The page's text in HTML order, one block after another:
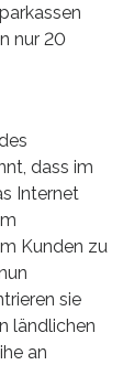
nur 20
dass im
Internet
Kunden zu
sie
ländlichen
an